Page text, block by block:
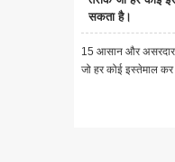
असरदार मार्केटिंग तरीके
इस्तेमाल कर सकता है। ...
परिचय
ग्राहक